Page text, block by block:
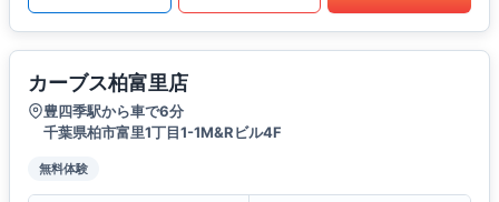
カーブス柏富里店
豊四季駅から車で6分
千葉県柏市富里1丁目1-1M&Rビル4F
無料体験